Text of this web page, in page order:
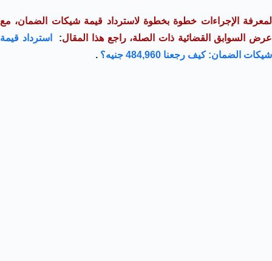
لمعرفة الإجراءات خطوة بخطوة لاسترداد قيمة شيكات الضمان، مع
عرض السوابق القضائية ذات الصلة، راجع هذا المقال:
استرداد قيمة
شيكات الضمان: كيف رجعنا 484,960 جنيه؟
.